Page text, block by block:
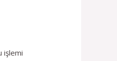
işlemi